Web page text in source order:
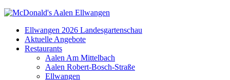
Ellwangen 2026 Landesgartenschau
Aktuelle Angebote
Restaurants
Aalen Am Mittelbach
Aalen Robert-Bosch-Straße
Ellwangen